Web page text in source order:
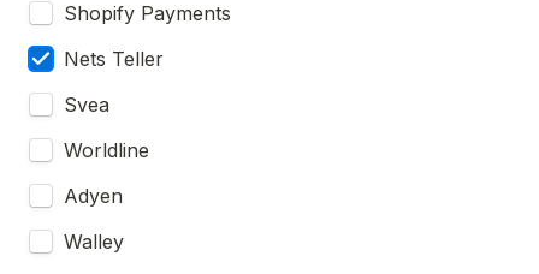
Shopify Payments
Nets Teller
Svea
Worldline
Adyen
Walley